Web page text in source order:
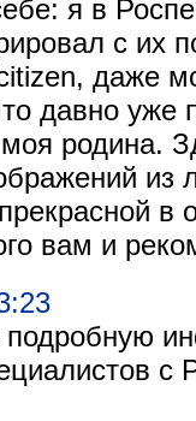
я в
с их
даже
давно уже
родина.
из
вам и
с